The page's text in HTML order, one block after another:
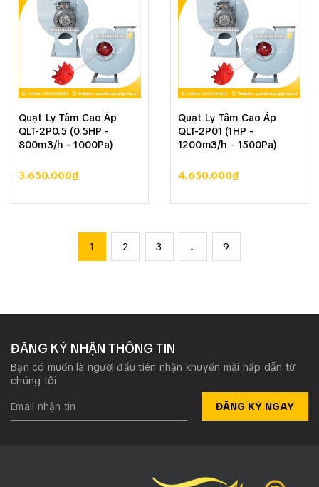
Quạt Ly Tâm Cao Áp
QLT-2P0.5 (0.5HP -
800m3/h - 1000Pa)
3.650.000₫
Quạt Ly Tâm Cao Áp
QLT-2P01 (1HP -
1200m3/h - 1500Pa)
4.650.000₫
1 2 3 ... 9
ĐĂNG KÝ NHẬN THÔNG TIN
Bạn có muốn là người đầu tiên nhận khuyến mãi hấp dẫn từ
chúng tôi
ĐĂNG KÝ NGAY